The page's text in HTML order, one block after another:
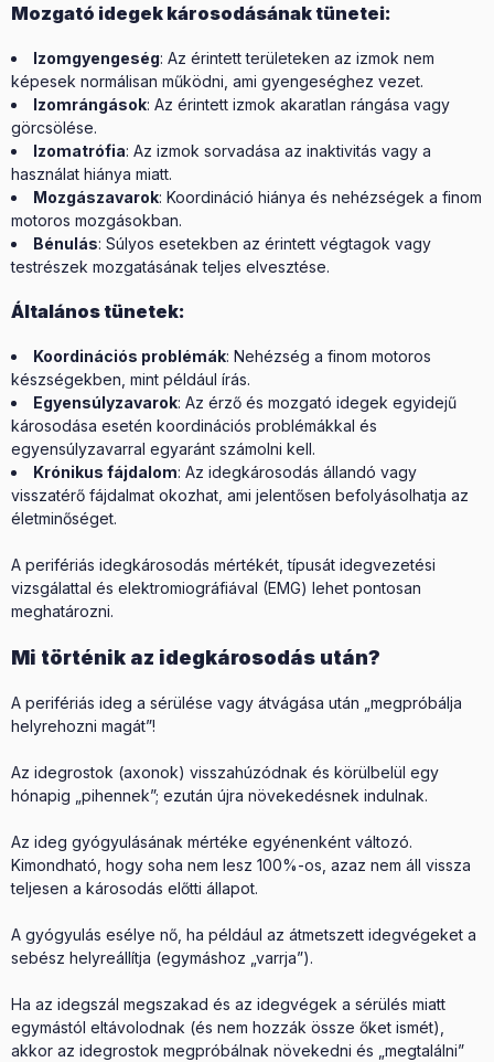
Mozgató idegek károsodásának tünetei:
Izomgyengeség: Az érintett területeken az izmok nem
képesek normálisan működni, ami gyengeséghez vezet.
Izomrángások: Az érintett izmok akaratlan rángása vagy
görcsölése.
Izomatrófia: Az izmok sorvadása az inaktivitás vagy a
használat hiánya miatt.
Mozgászavarok: Koordináció hiánya és nehézségek a finom
motoros mozgásokban.
Bénulás: Súlyos esetekben az érintett végtagok vagy
testrészek mozgatásának teljes elvesztése.
Általános tünetek:
Koordinációs problémák: Nehézség a finom motoros
készségekben, mint például írás.
Egyensúlyzavarok: Az érző és mozgató idegek egyidejű
károsodása esetén koordinációs problémákkal és
egyensúlyzavarral egyaránt számolni kell.
Krónikus fájdalom: Az idegkárosodás állandó vagy
visszatérő fájdalmat okozhat, ami jelentősen befolyásolhatja az
életminőséget.
A perifériás idegkárosodás mértékét, típusát idegvezetési
vizsgálattal és elektromiográfiával (EMG) lehet pontosan
meghatározni.
Mi történik az idegkárosodás után?
A perifériás ideg a sérülése vagy átvágása után „megpróbálja
helyrehozni magát”!
Az idegrostok (axonok) visszahúzódnak és körülbelül egy
hónapig „pihennek”; ezután újra növekedésnek indulnak.
Az ideg gyógyulásának mértéke egyénenként változó.
Kimondható, hogy soha nem lesz 100%-os, azaz nem áll vissza
teljesen a károsodás előtti állapot.
A gyógyulás esélye nő, ha például az átmetszett idegvégeket a
sebész helyreállítja (egymáshoz „varrja”).
Ha az idegszál megszakad és az idegvégek a sérülés miatt
egymástól eltávolodnak (és nem hozzák össze őket ismét),
akkor az idegrostok megpróbálnak növekedni és „megtalálni”